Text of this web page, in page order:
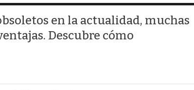
en la actualidad, muchas
Descubre cómo